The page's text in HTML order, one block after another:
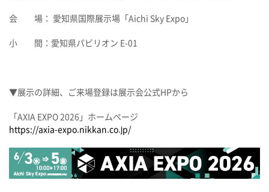
会 場： 愛知県国際展示場「Aichi Sky Expo」
小 間：愛知県パビリオン E-01
▼展示の詳細、ご来場登録は展示会公式HPから
「AXIA EXPO 2026」ホームページ
https://axia-expo.nikkan.co.jp/